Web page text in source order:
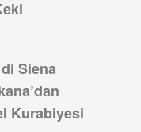
Siena
Kurabiyesi